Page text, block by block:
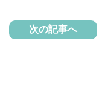
次の記事へ